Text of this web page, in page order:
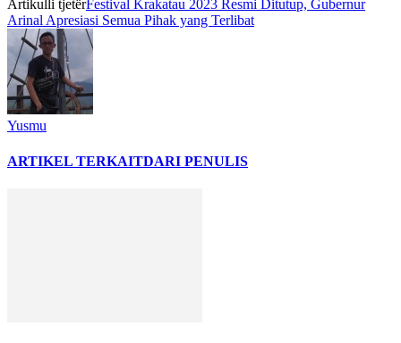
Artikulli tjetërFestival Krakatau 2023 Resmi Ditutup, Gubernur
Arinal Apresiasi Semua Pihak yang Terlibat
Yusmu
ARTIKEL TERKAITDARI PENULIS